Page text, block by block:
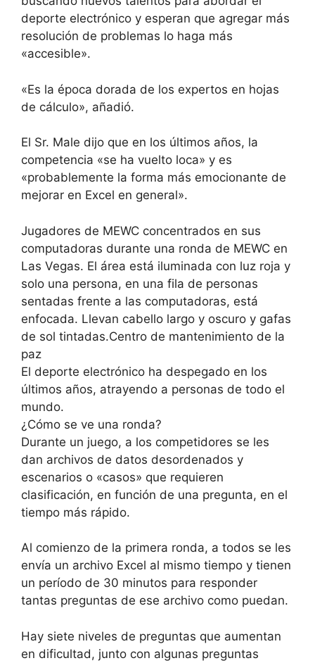
deporte electrónico y esperan que agregar más
resolución de problemas lo haga más
«accesible».
«Es la época dorada de los expertos en hojas
de cálculo», añadió.
El Sr. Male dijo que en los últimos años, la
competencia «se ha vuelto loca» y es
«probablemente la forma más emocionante de
mejorar en Excel en general».
Jugadores de MEWC concentrados en sus
computadoras durante una ronda de MEWC en
Las Vegas. El área está iluminada con luz roja y
solo una persona, en una fila de personas
sentadas frente a las computadoras, está
enfocada. Llevan cabello largo y oscuro y gafas
de sol tintadas.Centro de mantenimiento de la
paz
El deporte electrónico ha despegado en los
últimos años, atrayendo a personas de todo el
mundo.
¿Cómo se ve una ronda?
Durante un juego, a los competidores se les
dan archivos de datos desordenados y
escenarios o «casos» que requieren
clasificación, en función de una pregunta, en el
tiempo más rápido.
Al comienzo de la primera ronda, a todos se les
envía un archivo Excel al mismo tiempo y tienen
un período de 30 minutos para responder
tantas preguntas de ese archivo como puedan.
Hay siete niveles de preguntas que aumentan
en dificultad, junto con algunas preguntas